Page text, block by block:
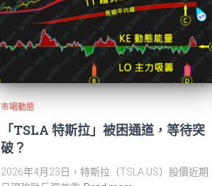
市場動態
「TSLA 特斯拉」被困通道，等待突
破？
2026年4月23日，特斯拉（TSLA.US）股價近期